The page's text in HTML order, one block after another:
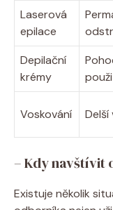
Laserová
epilace
Depilační
krémy
Voskování Delší
– Kdy navštívit
Existuje několik